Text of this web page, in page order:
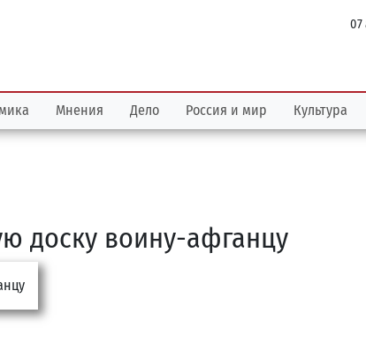
07
Мнения Дело Россия и мир Культура
доску воину-афганцу